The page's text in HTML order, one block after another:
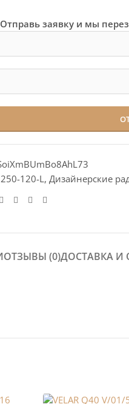
заявку и мы
250-120-L, Дизайнерские
ОТЗЫВЫ (0)ДОСТАВКА И